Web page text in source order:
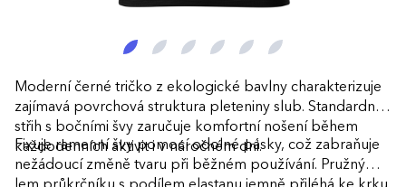
Moderní černé tričko z ekologické bavlny charakterizuje
zajímavá povrchová struktura pleteniny slub. Standardní
střih s bočními švy zaručuje komfortní nošení během
každodenních aktivit i v náročném dni.
Fixuje ramenní švy pomocí odolné pásky, což zabraňuje
nežádoucí změně tvaru při běžném používání. Pružný